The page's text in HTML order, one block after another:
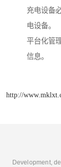
充电设备
电设备。
平台化管
信息。
http://
Development,